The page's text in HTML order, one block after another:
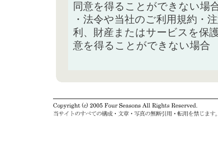
同意を得ることができない場
・法令や当社のご利用規約・
利、財産またはサービスを保
意を得ることができない場合